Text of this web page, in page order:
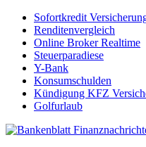
Sofortkredit
Renditenvergleich
Online Broker Realtime
Steuerparadiese
Y-Bank
Konsumschulden
Kündigung KFZ
Golfurlaub